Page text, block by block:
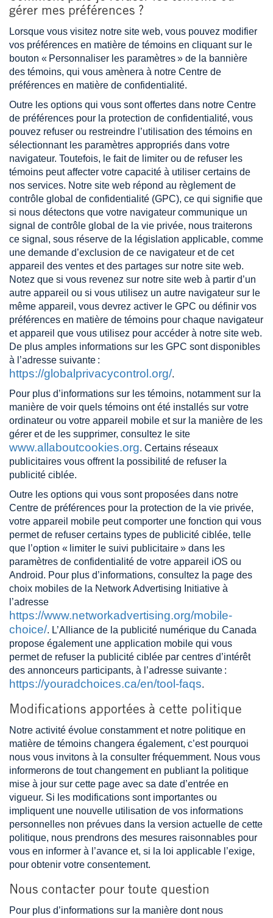
gérer mes préférences ?
Lorsque vous visitez notre site web, vous pouvez modifier
vos préférences en matière de témoins en cliquant sur le
bouton « Personnaliser les paramètres » de la bannière
des témoins, qui vous amènera à notre Centre de
préférences en matière de confidentialité.
Outre les options qui vous sont offertes dans notre Centre
de préférences pour la protection de confidentialité, vous
pouvez refuser ou restreindre l’utilisation des témoins en
sélectionnant les paramètres appropriés dans votre
navigateur. Toutefois, le fait de limiter ou de refuser les
témoins peut affecter votre capacité à utiliser certains de
nos services. Notre site web répond au règlement de
contrôle global de confidentialité (GPC), ce qui signifie que
si nous détectons que votre navigateur communique un
signal de contrôle global de la vie privée, nous traiterons
ce signal, sous réserve de la législation applicable, comme
une demande d’exclusion de ce navigateur et de cet
appareil des ventes et des partages sur notre site web.
Notez que si vous revenez sur notre site web à partir d’un
autre appareil ou si vous utilisez un autre navigateur sur le
même appareil, vous devrez activer le GPC ou définir vos
préférences en matière de témoins pour chaque navigateur
et appareil que vous utilisez pour accéder à notre site web.
De plus amples informations sur les GPC sont disponibles
à l’adresse suivante :
https://globalprivacycontrol.org/.
Pour plus d’informations sur les témoins, notamment sur la
manière de voir quels témoins ont été installés sur votre
ordinateur ou votre appareil mobile et sur la manière de les
gérer et de les supprimer, consultez le site
www.allaboutcookies.org. Certains réseaux
publicitaires vous offrent la possibilité de refuser la
publicité ciblée.
Outre les options qui vous sont proposées dans notre
Centre de préférences pour la protection de la vie privée,
votre appareil mobile peut comporter une fonction qui vous
permet de refuser certains types de publicité ciblée, telle
que l’option « limiter le suivi publicitaire » dans les
paramètres de confidentialité de votre appareil iOS ou
Android. Pour plus d’informations, consultez la page des
choix mobiles de la Network Advertising Initiative à
l’adresse
https://www.networkadvertising.org/mobile-
choice/. L’Alliance de la publicité numérique du Canada
propose également une application mobile qui vous
permet de refuser la publicité ciblée par centres d’intérêt
des annonceurs participants, à l’adresse suivante :
https://youradchoices.ca/en/tool-faqs.
Modifications apportées à cette politique
Notre activité évolue constamment et notre politique en
matière de témoins changera également, c’est pourquoi
nous vous invitons à la consulter fréquemment. Nous vous
informerons de tout changement en publiant la politique
mise à jour sur cette page avec sa date d’entrée en
vigueur. Si les modifications sont importantes ou
impliquent une nouvelle utilisation de vos informations
personnelles non prévues dans la version actuelle de cette
politique, nous prendrons des mesures raisonnables pour
vous en informer à l’avance et, si la loi applicable l’exige,
pour obtenir votre consentement.
Nous contacter pour toute question
Pour plus d’informations sur la manière dont nous